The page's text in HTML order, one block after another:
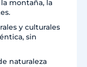
montaña, la
y culturales
sin
naturaleza